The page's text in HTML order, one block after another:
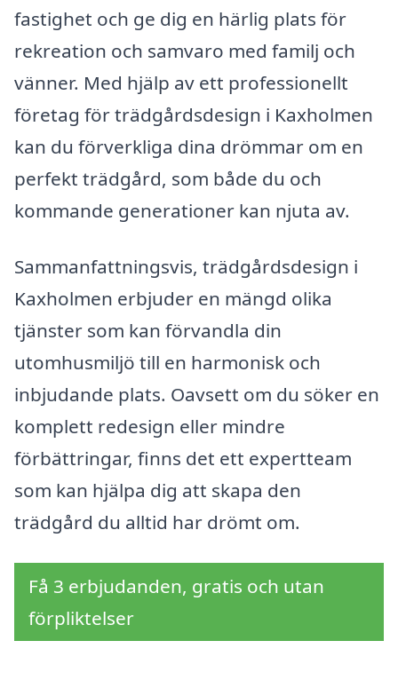
fastighet och ge dig en härlig plats för
rekreation och samvaro med familj och
vänner. Med hjälp av ett professionellt
företag för trädgårdsdesign i Kaxholmen
kan du förverkliga dina drömmar om en
perfekt trädgård, som både du och
kommande generationer kan njuta av.
Sammanfattningsvis, trädgårdsdesign i
Kaxholmen erbjuder en mängd olika
tjänster som kan förvandla din
utomhusmiljö till en harmonisk och
inbjudande plats. Oavsett om du söker en
komplett redesign eller mindre
förbättringar, finns det ett expertteam
som kan hjälpa dig att skapa den
trädgård du alltid har drömt om.
Få 3 erbjudanden, gratis och utan
förpliktelser